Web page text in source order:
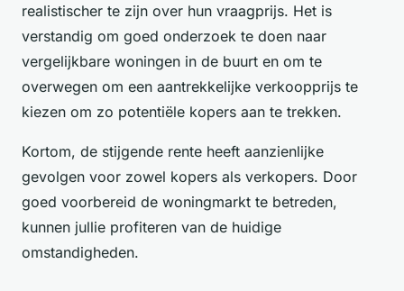
realistischer te zijn over hun vraagprijs. Het is
verstandig om goed onderzoek te doen naar
vergelijkbare woningen in de buurt en om te
overwegen om een aantrekkelijke verkoopprijs te
kiezen om zo potentiële kopers aan te trekken.
Kortom, de stijgende rente heeft aanzienlijke
gevolgen voor zowel kopers als verkopers. Door
goed voorbereid de woningmarkt te betreden,
kunnen jullie profiteren van de huidige
omstandigheden.